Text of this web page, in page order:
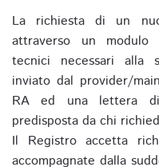
La richiesta di un
attraverso un
tecnici necessari alla
inviato dal provider/
RA ed una lettera di
predisposta da chi
Il Registro accetta
accompagnate dalla